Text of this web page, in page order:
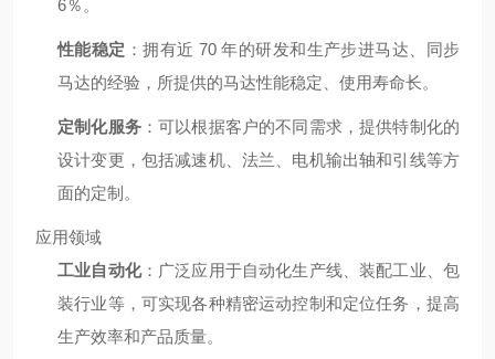
6％。
性能稳定 ：拥有近 70 年的研发和生产步进马达、同步
马达的经验，所提供的马达性能稳定、使用寿命长。
定制化服务：可以根据客户的不同需求，提供特制化的
设计变更，包括减速机、法兰、电机输出轴和引线等方
面的定制。
应用领域
工业自动化：广泛应用于自动化生产线、装配工业、包
装行业等，可实现各种精密运动控制和定位任务，提高
生产效率和产品质量。